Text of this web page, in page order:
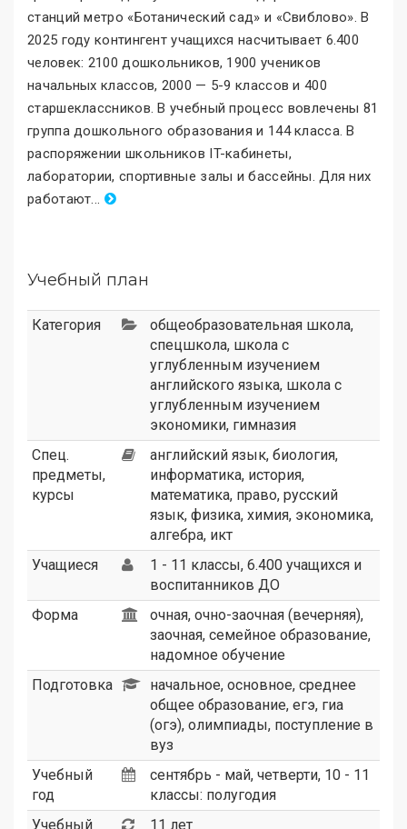
станций метро «Ботанический сад» и «Свиблово». В
2025 году контингент учащихся насчитывает 6.400
человек: 2100 дошкольников, 1900 учеников
начальных классов, 2000 — 5-9 классов и 400
старшеклассников. В учебный процесс вовлечены 81
группа дошкольного образования и 144 класса. В
распоряжении школьников IT-кабинеты,
лаборатории, спортивные залы и бассейны. Для них
работают...
Учебный план
Категория общеобразовательная школа,
спецшкола, школа с
углубленным изучением
английского языка, школа с
углубленным изучением
экономики, гимназия
Спец.
предметы,
курсы
английский язык, биология,
информатика, история,
математика, право, русский
язык, физика, химия, экономика,
алгебра, икт
Учащиеся
1 - 11 классы, 6.400 учащихся и
воспитанников ДО
Форма
очная, очно-заочная (вечерняя),
заочная, семейное образование,
надомное обучение
Подготовка
начальное, основное, среднее
общее образование, егэ, гиа
(огэ), олимпиады, поступление в
вуз
Учебный
год
сентябрь - май, четверти, 10 - 11
классы: полугодия
Учебный
11 лет